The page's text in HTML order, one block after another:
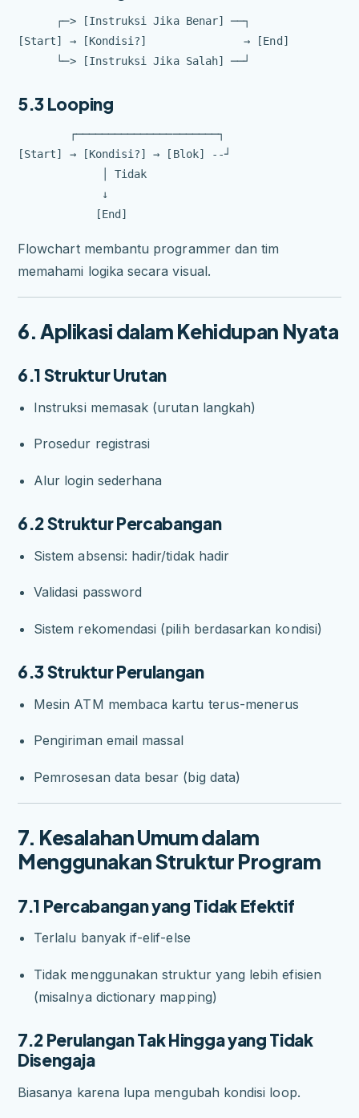
      ┌─> [Instruksi Jika Benar] ──┐
[Start] → [Kondisi?]               → [End]
5.3 Looping
        ┌──────────────────────┐
[Start] → [Kondisi?] → [Blok] --┘
             │ Tidak
             ↓
Flowchart membantu programmer dan tim
memahami logika secara visual.
6. Aplikasi dalam Kehidupan Nyata
6.1 Struktur Urutan
Instruksi memasak (urutan langkah)
Prosedur registrasi
Alur login sederhana
6.2 Struktur Percabangan
Sistem absensi: hadir/tidak hadir
Validasi password
Sistem rekomendasi (pilih berdasarkan kondisi)
6.3 Struktur Perulangan
Mesin ATM membaca kartu terus-menerus
Pengiriman email massal
Pemrosesan data besar (big data)
7. Kesalahan Umum dalam
Menggunakan Struktur Program
7.1 Percabangan yang Tidak Efektif
Terlalu banyak if-elif-else
Tidak menggunakan struktur yang lebih efisien
(misalnya dictionary mapping)
7.2 Perulangan Tak Hingga yang Tidak
Disengaja
Biasanya karena lupa mengubah kondisi loop.